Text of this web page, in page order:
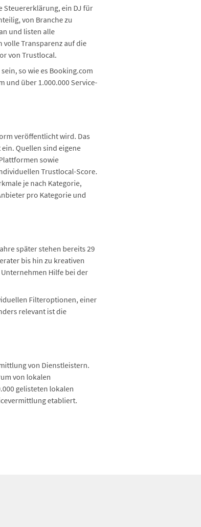
Steuererklärung, ein DJ für
von Branche zu
und listen alle
volle Transparenz auf die
von Trustlocal.
so wie es Booking.com
und über 1.000.000 Service-
veröffentlicht wird. Das
Quellen sind eigene
sowie
Trustlocal-Score.
je nach Kategorie,
pro Kategorie und
später stehen bereits 29
bis hin zu kreativen
Hilfe bei der
Filteroptionen, einer
relevant ist die
von Dienstleistern.
von lokalen
gelisteten lokalen
etabliert.